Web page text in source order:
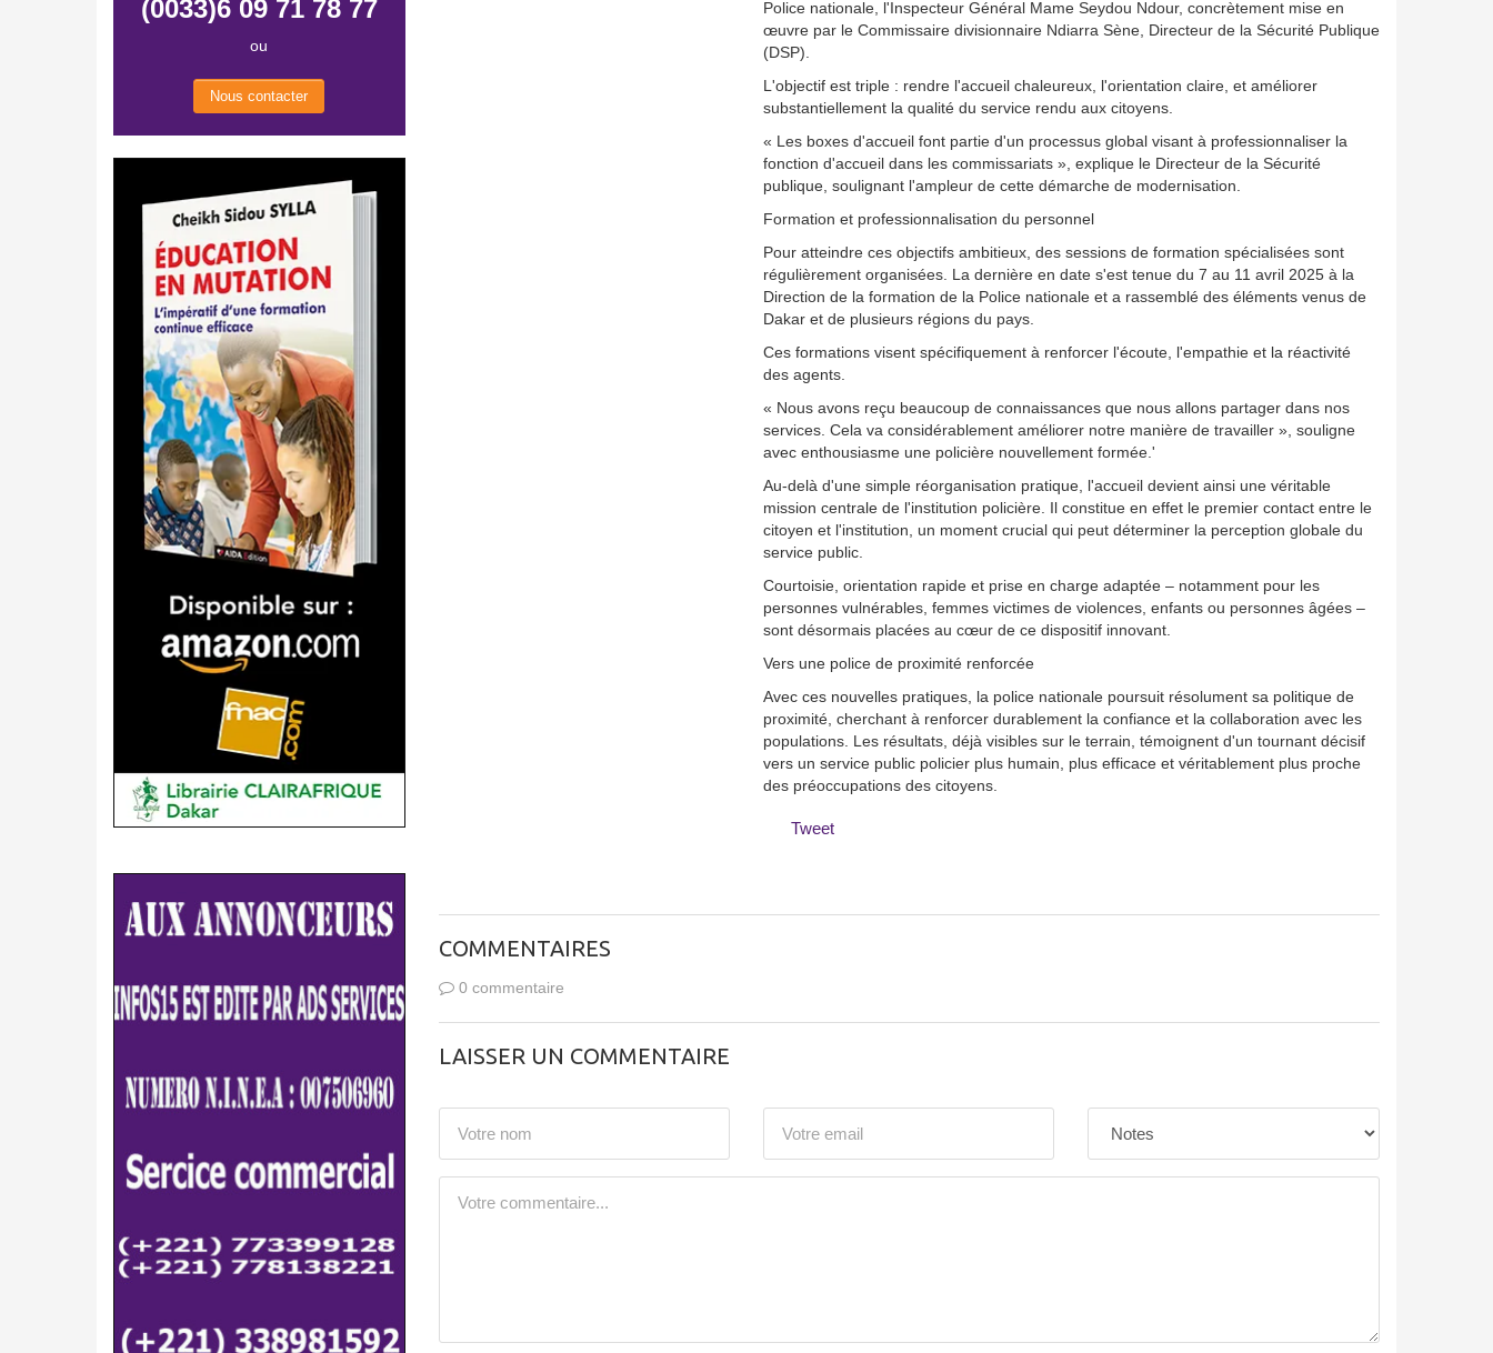
Police nationale, l'Inspecteur Général Mame Seydou Ndour, concrètement mise en
œuvre par le Commissaire divisionnaire Ndiarra Sène, Directeur de la Sécurité Publique
(DSP).
L'objectif est triple : rendre l'accueil chaleureux, l'orientation claire, et améliorer
substantiellement la qualité du service rendu aux citoyens.
« Les boxes d'accueil font partie d'un processus global visant à professionnaliser la
fonction d'accueil dans les commissariats », explique le Directeur de la Sécurité
publique, soulignant l'ampleur de cette démarche de modernisation.
Formation et professionnalisation du personnel
Pour atteindre ces objectifs ambitieux, des sessions de formation spécialisées sont
régulièrement organisées. La dernière en date s'est tenue du 7 au 11 avril 2025 à la
Direction de la formation de la Police nationale et a rassemblé des éléments venus de
Dakar et de plusieurs régions du pays.
Ces formations visent spécifiquement à renforcer l'écoute, l'empathie et la réactivité
des agents.
« Nous avons reçu beaucoup de connaissances que nous allons partager dans nos
services. Cela va considérablement améliorer notre manière de travailler », souligne
avec enthousiasme une policière nouvellement formée.'
Au-delà d'une simple réorganisation pratique, l'accueil devient ainsi une véritable
mission centrale de l'institution policière. Il constitue en effet le premier contact entre le
citoyen et l'institution, un moment crucial qui peut déterminer la perception globale du
service public.
Courtoisie, orientation rapide et prise en charge adaptée – notamment pour les
personnes vulnérables, femmes victimes de violences, enfants ou personnes âgées –
sont désormais placées au cœur de ce dispositif innovant.
Vers une police de proximité renforcée
Avec ces nouvelles pratiques, la police nationale poursuit résolument sa politique de
proximité, cherchant à renforcer durablement la confiance et la collaboration avec les
populations. Les résultats, déjà visibles sur le terrain, témoignent d'un tournant décisif
vers un service public policier plus humain, plus efficace et véritablement plus proche
des préoccupations des citoyens.
Tweet
COMMENTAIRES
0 commentaire
LAISSER UN COMMENTAIRE
(0033)6 09 71 78 77
ou
Nous contacter